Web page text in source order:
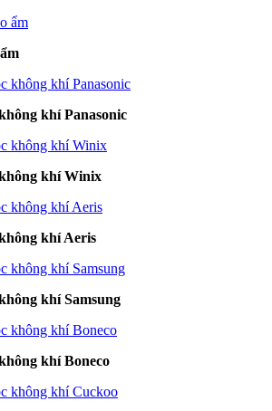
khí Panasonic
khí Winix
khí Aeris
khí Samsung
khí Boneco